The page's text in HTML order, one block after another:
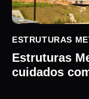
ESTRUTURAS
Estruturas
cuidados